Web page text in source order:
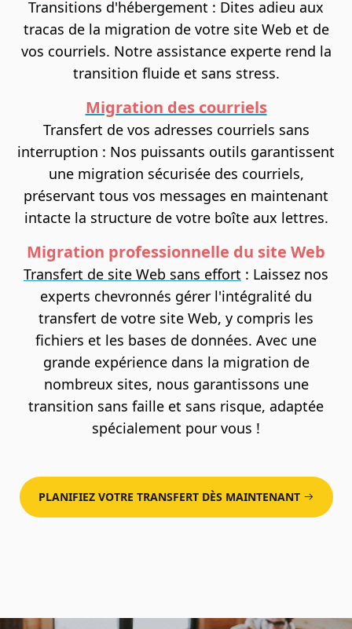
Transitions d'hébergement : Dites adieu aux
tracas de la migration de votre site Web et de
vos courriels. Notre assistance experte rend la
transition fluide et sans stress.
Migration des courriels
Transfert de vos adresses courriels sans
interruption : Nos puissants outils garantissent
une migration sécurisée des courriels,
préservant tous vos messages en maintenant
intacte la structure de votre boîte aux lettres.
Migration professionnelle du site Web
Transfert de site Web sans effort : Laissez nos
experts chevronnés gérer l'intégralité du
transfert de votre site Web, y compris les
fichiers et les bases de données. Avec une
grande expérience dans la migration de
nombreux sites, nous garantissons une
transition sans faille et sans risque, adaptée
spécialement pour vous !
PLANIFIEZ VOTRE TRANSFERT DÈS MAINTENANT